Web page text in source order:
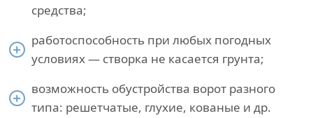
средства;
работоспособность при любых погодных
условиях — створка не касается грунта;
возможность обустройства ворот разного
типа: решетчатые, глухие, кованые и др.